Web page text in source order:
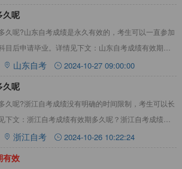
久呢
久呢?山东自考成绩是永久有效的，考生可以一直参加
目后申请毕业。详情见下文：山东自考成绩有效期多
效的，考生可以一
山东自考 2024-10-27 09:00:00
久呢
久呢?浙江自考成绩没有明确的时间限制，考生可以长
下文：浙江自考成绩有效期多久呢？‌浙江自考成绩长
明确的时间限
浙江自考 2024-10-26 10:22:24
有效